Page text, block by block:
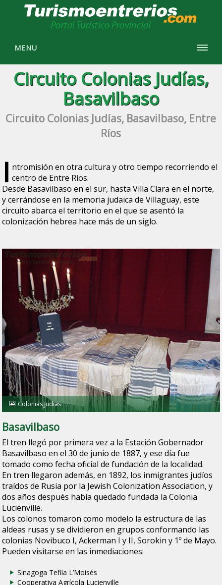
MENU
Circuito Colonias Judías,
Basavilbaso
Circuito Colonias Judías, Basavilbaso, Entre
Ríos
I ntromisión en otra cultura y otro tiempo recorriendo el
centro de Entre Ríos.
Desde Basavilbaso en el sur, hasta Villa Clara en el norte,
y cerrándose en la memoria judaica de Villaguay, este
circuito abarca el territorio en el que se asentó la
colonización hebrea hace más de un siglo.
Colonias Judias
Basavilbaso
El tren llegó por primera vez a la Estación Gobernador
Basavilbaso en el 30 de junio de 1887, y ese día fue
tomado como fecha oficial de fundación de la localidad.
En tren llegaron además, en 1892, los inmigrantes judíos
traídos de Rusia por la Jewish Colonization Association, y
dos años después había quedado fundada la Colonia
Lucienville.
Los colonos tomaron como modelo la estructura de las
aldeas rusas y se dividieron en grupos conformando las
colonias Novibuco I, Ackerman I y II, Sorokin y 1º de Mayo.
Pueden visitarse en las inmediaciones:
Sinagoga Tefila L’Moisés
Cooperativa Agrícola Lucienville